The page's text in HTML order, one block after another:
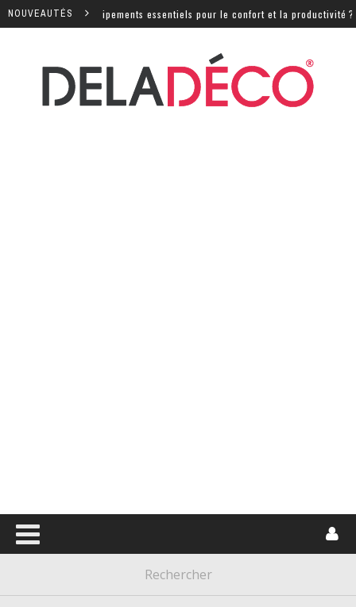
NOUVEAUTÉS
sont les équipements essentiels pour le confort et la productivité ?